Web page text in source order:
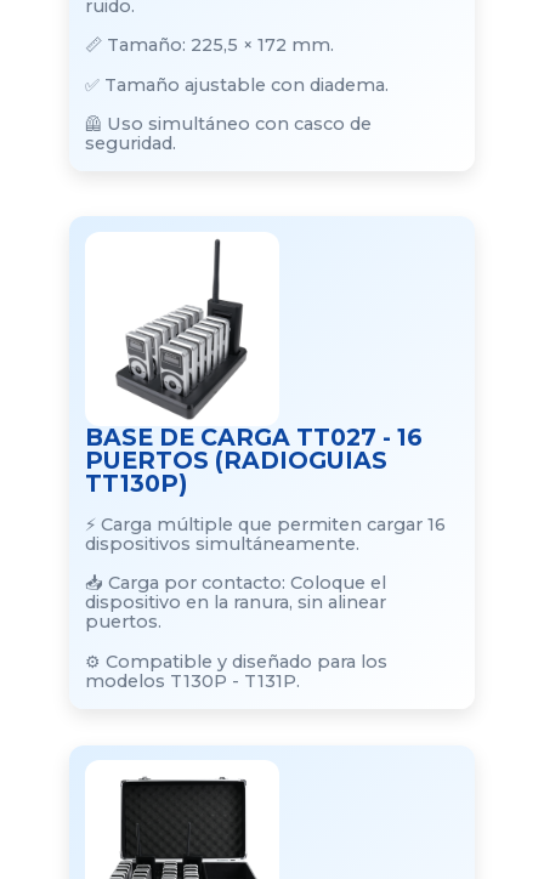
ruido.
📏 Tamaño: 225,5 × 172 mm.
✅ Tamaño ajustable con diadema.
🦺 Uso simultáneo con casco de
seguridad.
BASE DE CARGA TT027 - 16
PUERTOS (RADIOGUIAS
TT130P)
⚡ Carga múltiple que permiten cargar 16
dispositivos simultáneamente.
📥 Carga por contacto: Coloque el
dispositivo en la ranura, sin alinear
puertos.
⚙️ Compatible y diseñado para los
modelos T130P - T131P.